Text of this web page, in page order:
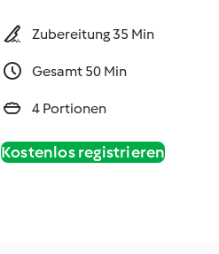
Zubereitung 35 Min
Gesamt 50 Min
4 Portionen
Kostenlos registrieren